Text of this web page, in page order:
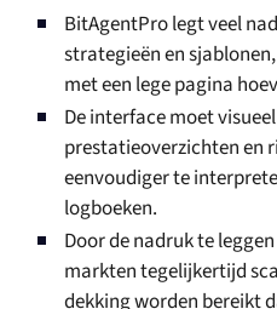
BitAgentPro legt veel
strategieën en
met een lege pagina
De interface moet
prestatieoverzichten en
eenvoudiger te
logboeken.
Door de nadruk te
markten tegelijkertijd
dekking worden bereikt